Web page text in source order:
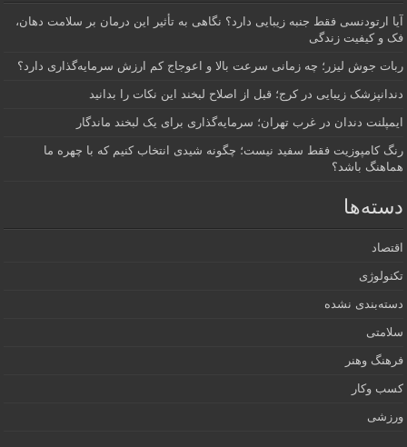
آیا ارتودنسی فقط جنبه زیبایی دارد؟ نگاهی به تأثیر این درمان بر سلامت دهان،
فک و کیفیت زندگی
ربات جوش لیزر؛ چه زمانی سرعت بالا و اعوجاج کم ارزش سرمایه‌گذاری دارد؟
دندانپزشک زیبایی در کرج؛ قبل از اصلاح لبخند این نکات را بدانید
ایمپلنت دندان در غرب تهران؛ سرمایه‌گذاری برای یک لبخند ماندگار
رنگ کامپوزیت فقط سفید نیست؛ چگونه شیدی انتخاب کنیم که با چهره ما
هماهنگ باشد؟
دسته‌ها
اقتصاد
تکنولوژی
دسته‌بندی نشده
سلامتی
فرهنگ وهنر
کسب وکار
ورزشی